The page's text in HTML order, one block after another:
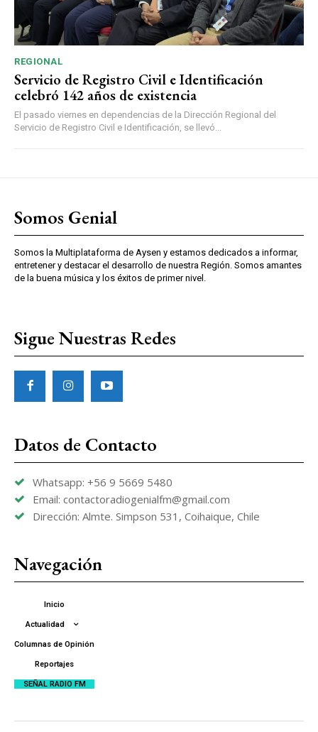
REGIONAL
Servicio de Registro Civil e Identificación
celebró 142 años de existencia
El pasado viernes en dependencias de la Dirección Regional del
Servicio de Registro Civil e Identificación, se llevó...
Somos Genial
Somos la Multiplataforma de Aysen y estamos dedicados a informar,
entretener y destacar el desarrollo de nuestra Región. Somos amantes
de la buena música y los éxitos de primer nivel.
Sigue Nuestras Redes
Datos de Contacto
Whatsapp: +56 9 5669 5480
Email: contactoradiogenialfm@gmail.com
Dirección: Almte. Simpson 531, Coihaique, Chile
Navegación
Inicio
Actualidad
Columnas de Opinión
Reportajes
SEÑAL RADIO FM